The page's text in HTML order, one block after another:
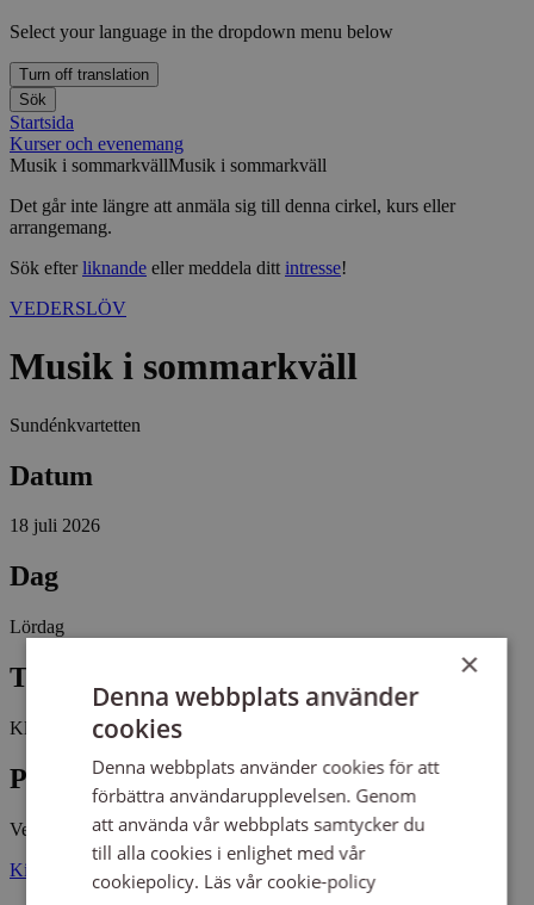
Select your language in the dropdown menu below
Turn off translation
Sök
Startsida
Kurser och evenemang
Musik i sommarkvällMusik i sommarkväll
Det går inte längre att anmäla sig till denna cirkel, kurs eller
arrangemang.
Sök efterliknande eller meddela ditt intresse!
VEDERSLÖV
Musik i sommarkväll
Sundénkvartetten
Datum
18 juli 2026
Dag
Lördag
Tid
Kl 18:00 - 19:00
Plats
Vederslövs gamla kyrka
Kinnevaldsvägen 15 35594 VEDERSLÖV
×
Denna webbplats använder
cookies
Denna webbplats använder cookies för att
förbättra användarupplevelsen. Genom
att använda vår webbplats samtycker du
till alla cookies i enlighet med vår
cookiepolicy. Läs vår cookie-policy